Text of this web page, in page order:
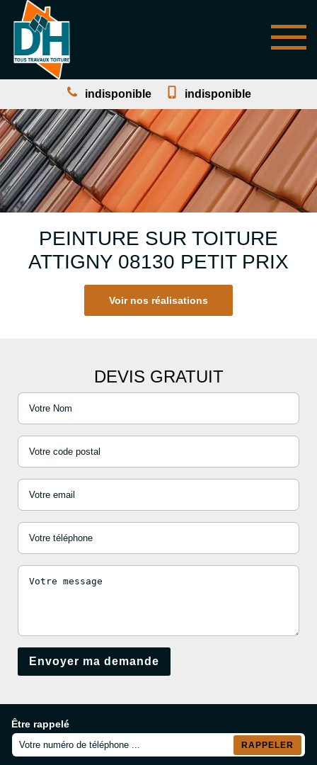
indisponible indisponible
PEINTURE SUR TOITURE
ATTIGNY 08130 PETIT PRIX
Voir nos réalisations
DEVIS GRATUIT
Être rappelé